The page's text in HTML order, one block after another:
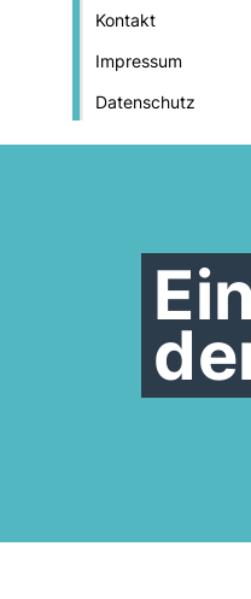
Kontakt
Impressum
Datenschutz